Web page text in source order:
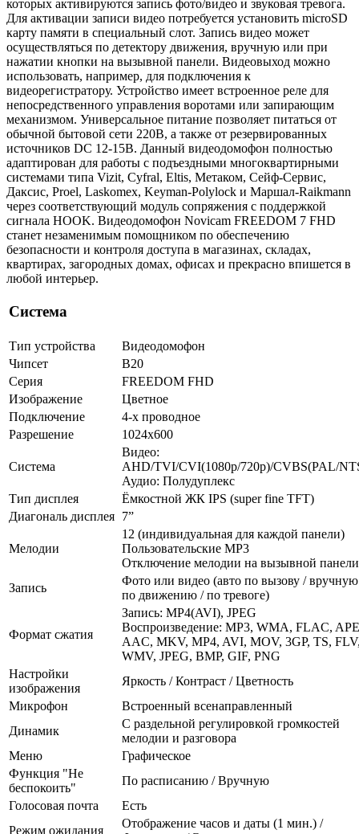
которых активируются запись фото/видео и звуковая тревога.
Для активации записи видео потребуется установить microSD
карту памяти в специальный слот. Запись видео может
осуществляться по детектору движения, вручную или при
нажатии кнопки на вызывной панели. Видеовыход можно
использовать, например, для подключения к
видеорегистратору. Устройство имеет встроенное реле для
непосредственного управления воротами или запирающим
механизмом. Универсальное питание позволяет питаться от
обычной бытовой сети 220В, а также от резервированных
источников DC 12-15В. Данный видеодомофон полностью
адаптирован для работы с подъездными многоквартирными
системами типа Vizit, Cyfral, Eltis, Метаком, Сейф-Сервис,
Даксис, Proel, Laskomex, Keyman-Polylock и Маршал-Raikmann
через соответствующий модуль сопряжения с поддержкой
сигнала HOOK. Видеодомофон Novicam FREEDOM 7 FHD
станет незаменимым помощником по обеспечению
безопасности и контроля доступа в магазинах, складах,
квартирах, загородных домах, офисах и прекрасно впишется в
любой интерьер.
Система
Тип устройства
Видеодомофон
Чипсет
B20
Серия
FREEDOM FHD
Изображение
Цветное
Подключение
4-х проводное
Разрешение
1024х600
Система
Видео:
AHD/TVI/CVI(1080p/720p)/CVBS(PAL/
Аудио: Полудуплекс
Тип дисплея
Ёмкостной ЖК IPS (super fine TFT)
Диагональ дисплея 7”
Мелодии
12 (индивидуальная для каждой панели)
Пользовательские MP3
Отключение мелодии на вызывной панели
Запись
Фото или видео (авто по вызову /
по движению / по тревоге)
Формат сжатия
Запись: MP4(AVI), JPEG
Воспроизведение: MP3, WMA, FLAC,
AAC, MKV, MP4, AVI, MOV, 3GP, TS,
WMV, JPEG, BMP, GIF, PNG
Настройки
изображения
Яркость / Контраст / Цветность
Микрофон
Встроенный всенаправленный
Динамик
С раздельной регулировкой громкостей
мелодии и разговора
Меню
Графическое
Функция "Не
беспокоить"
По расписанию / Вручную
Голосовая почта
Есть
Режим ожидания
Отображение часов и даты (1 мин.) /